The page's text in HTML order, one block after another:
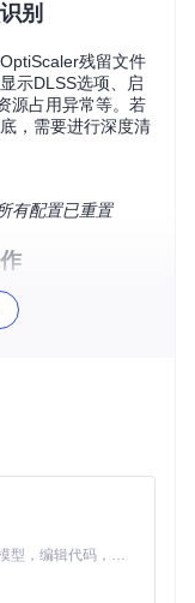
别
残留文件
示DLSS选项、启
源占用异常等。若
，需要进行深度清
有配置已重置
致系统故障
）。
Claude Code 的开源替代方案。连接任意大模型，编辑代码，运行命令，自动验证 — 全自动执行。用 Rust 构建，极致性能。 ｜ An open-source alternative to Claude Code. Connect any LLM, edit code, run commands, and verify changes — autonomously. Built in Rust for speed. Get Started